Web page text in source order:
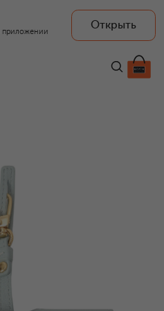
приложении
Открыть
ANY DI
12 150 ₽